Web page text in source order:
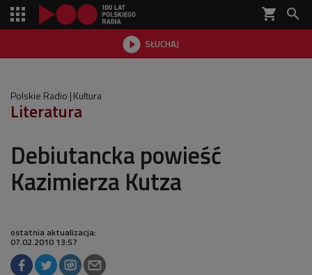
shopping_cart 
 SŁUCHAJ

Polskie Radio Kultura
Literatura
Debiutancka powieść
Kazimierza Kutza
ostatnia aktualizacja:
07.02.2010 13:57